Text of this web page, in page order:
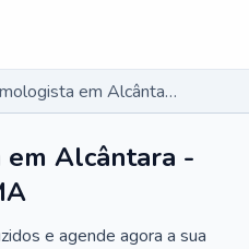
Pneumologista em Alcântara - MA
Alcântara -
e agende agora a sua